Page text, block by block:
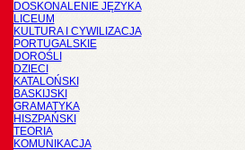
DOSKONALENIE JĘZYKA
LICEUM
KULTURA I CYWILIZACJA
PORTUGALSKIE
DOROŚLI
DZIECI
KATALOŃSKI
BASKIJSKI
GRAMATYKA
HISZPAŃSKI
TEORIA
KOMUNIKACJA